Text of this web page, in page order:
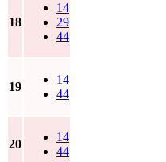
18
14
29
44
19
14
44
20
14
44